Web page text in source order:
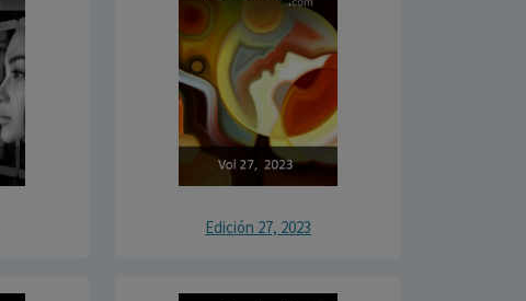
Edición 27, 2023